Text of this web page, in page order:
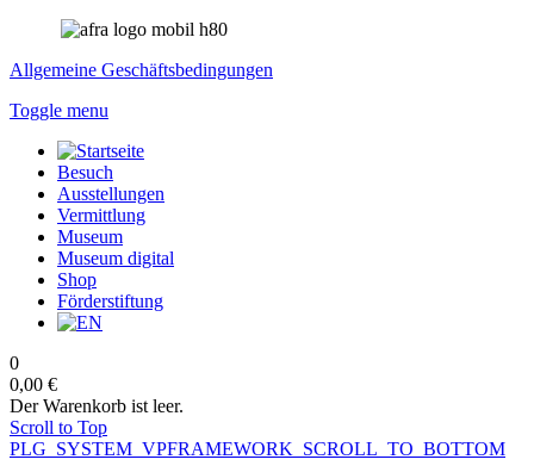
Allgemeine Geschäftsbedingungen
Toggle menu
Besuch
Ausstellungen
Vermittlung
Museum
Museum digital
Shop
Förderstiftung
0
0,00 €
Der Warenkorb ist leer.
Scroll to Top
PLG_SYSTEM_VPFRAMEWORK_SCROLL_TO_BOTTOM